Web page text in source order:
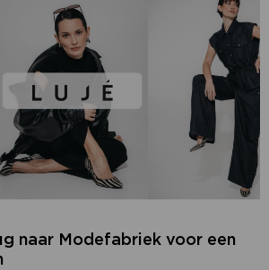
naar Modefabriek voor een